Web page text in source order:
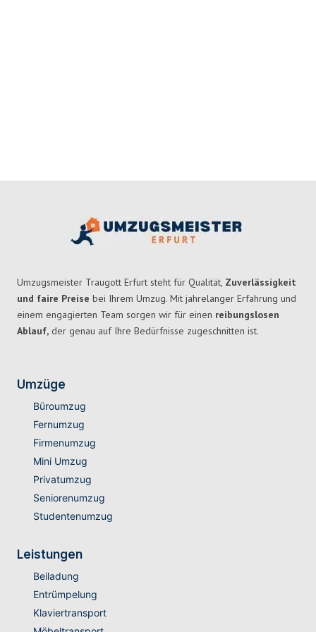
Umzugsmeister Traugott Erfurt steht für Qualität, Zuverlässigkeit
und faire Preise bei Ihrem Umzug. Mit jahrelanger Erfahrung und
einem engagierten Team sorgen wir für einen reibungslosen
Ablauf, der genau auf Ihre Bedürfnisse zugeschnitten ist.
Umzüge
Büroumzug
Fernumzug
Firmenumzug
Mini Umzug
Privatumzug
Seniorenumzug
Studentenumzug
Leistungen
Beiladung
Entrümpelung
Klaviertransport